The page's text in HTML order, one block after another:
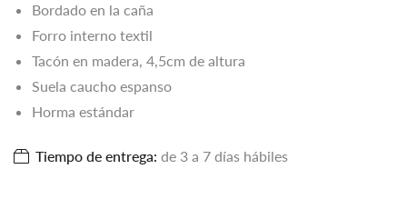
Bordado en la caña
Forro interno textil
Tacón en madera, 4,5cm de altura
Suela caucho espanso
Horma estándar
Tiempo de entrega: de 3 a 7 días hábiles